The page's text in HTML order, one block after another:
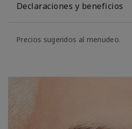
Declaraciones y beneficios
Precios sugeridos al menudeo.